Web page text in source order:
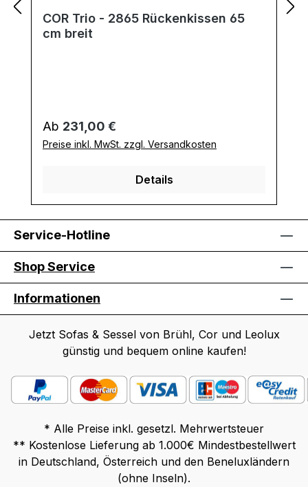
COR Trio - 2865 Rückenkissen 65
cm breit
Regulärer Preis:
Ab 231,00 €
Preise inkl. MwSt. zzgl. Versandkosten
Details
Service-Hotline
Shop Service
Informationen
Jetzt Sofas & Sessel von Brühl, Cor und Leolux
günstig und bequem online kaufen!
* Alle Preise inkl. gesetzl. Mehrwertsteuer
** Kostenlose Lieferung ab 1.000€ Mindestbestellwert
in Deutschland, Österreich und den Beneluxländern
(ohne Inseln).